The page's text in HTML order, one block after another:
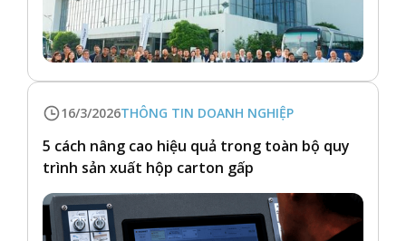
16/3/2026THÔNG TIN DOANH NGHIỆP
5 cách nâng cao hiệu quả trong toàn bộ quy
trình sản xuất hộp carton gấp